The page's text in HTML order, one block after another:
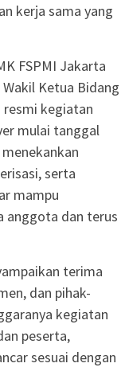
kerja sama yang
FSPMI Jakarta
Ketua Bidang
resmi kegiatan
mulai tanggal
serta
mampu
anggota dan terus
terima
dan pihak-
kegiatan
peserta,
sesuai dengan